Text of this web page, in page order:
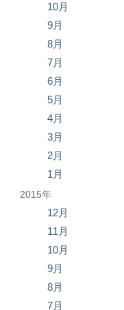
10月
9月
8月
7月
6月
5月
4月
3月
2月
1月
2015年
12月
11月
10月
9月
8月
7月